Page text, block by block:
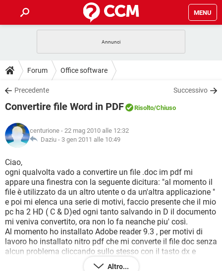
MENU
INTRATTENIMENTO
iOS
INSTAGRAM WHATSAPP
TIKTOK
HARDWARE
GUIDE
COVID-19
INSTAGRAM WHATSAPP
TIKTOK
HARDWARE
DOWNLOAD
COVID-19 GAMING
INTRATTENIMENTO
iOS WINDOWS 10
INSTAGRAM
TIKTOK FACEBOOK
HARDWARE
COVID-19 GAMING
INTRATTENIMENTO
iOS
INSTAGRAM WHATSAPP
TIKTOK FACEBOOK
HARDWARE
GLOSSARIO
COVID-19
INTRATTENIMENTO ANDROID
iOS WINDOWS 10
INSTAGRAM WHATSAPP
TIKTOK FACEBOOK
HARDWARE
Forum Office software
Precedente Successivo
Convertire file Word in PDF Risolto/Chiuso
centurione - 22 mag 2010 alle 12:32
Daziu - 3 gen 2011 alle 10:49
Ciao,
ogni qualvolta vado a convertire un file .doc im pdf mi
appare una finestra con la seguente dicitura: "al momento il
file è utilizzato da un altro utente o da un'altra applicazione "
e poi mi elenca una serie di motivi, faccio presente che il mio
pc ha 2 HD ( C & D)ed ogni tanto salvando in D il documento
mi veniva convertito, ora non lo fa neanche piu' così.
Al momento ho installato Adobe reader 9.3 , per motivi di
lavoro ho installato nitro pdf che mi converte il file doc senza
alcun problema cliccando sullo stesso con il tasto dx e
scegliendo opzione "converti PDF"
Altro...